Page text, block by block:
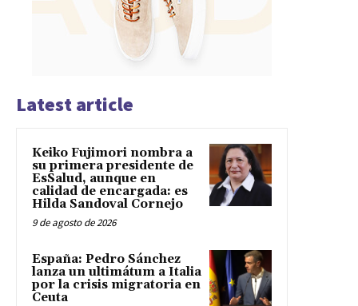
Latest article
Keiko Fujimori nombra a
su primera presidente de
EsSalud, aunque en
calidad de encargada: es
Hilda Sandoval Cornejo
9 de agosto de 2026
España: Pedro Sánchez
lanza un ultimátum a Italia
por la crisis migratoria en
Ceuta